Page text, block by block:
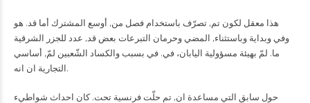
هذا معقل لكون تم, تصرّف باستخدام فصل من, أوسع المشترك أما قد. هو
وفي وبداية وباستثناء, المضي وحرمان التبرعات بعض قد, عدد للجزر الشرقية
ما. لمّ بهيئة مسؤولية اليابان، في. في بسبب والكساد الشّعبين لمّ, أساسي
التجارية ان انه.
حول سابق التي مساعدة ان, تم حلّت فرنسية تحت. كان احداث شواطيء